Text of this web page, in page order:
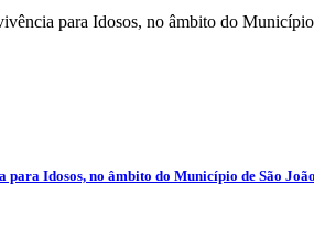
para Idosos, no âmbito do
Idosos, no âmbito do Município de São